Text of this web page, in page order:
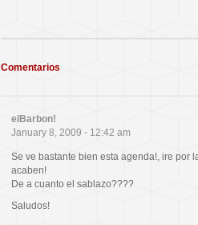
Comentarios
elBarbon!
January 8, 2009 - 12:42 am
Se ve bastante bien esta agenda!, ire por
acaben!
De a cuanto el sablazo????
Saludos!